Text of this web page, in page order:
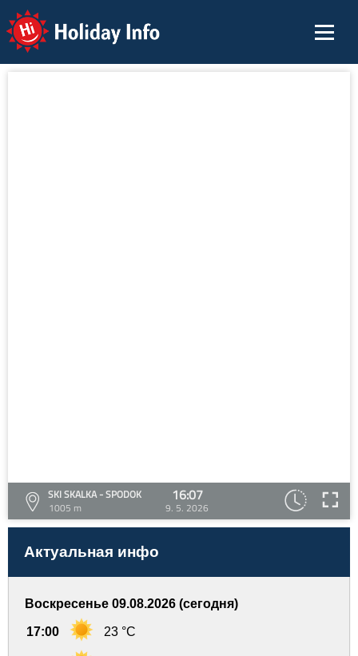
Holiday Info
SKI SKALKA - SPODOK
1005 m
16:07
9. 5. 2026
Актуальная инфо
Воскресенье 09.08.2026 (сегодня)
17:00 23 °C